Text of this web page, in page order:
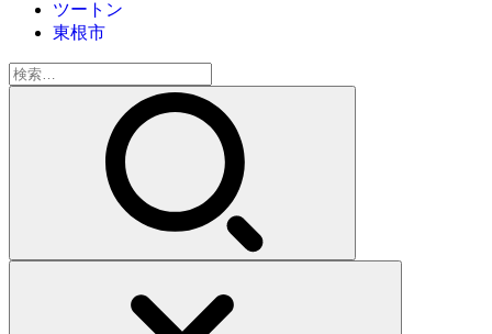
ツートン
東根市
検
索: